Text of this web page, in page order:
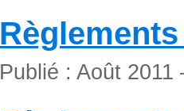
Publié : Août